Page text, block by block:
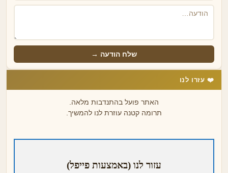
שלח הודעה →
❤️ עזרו לנו
האתר פועל בהתנדבות מלאה.
תרומה קטנה עוזרת לנו להמשיך.
עזור לנו (באמצעות פייפל)